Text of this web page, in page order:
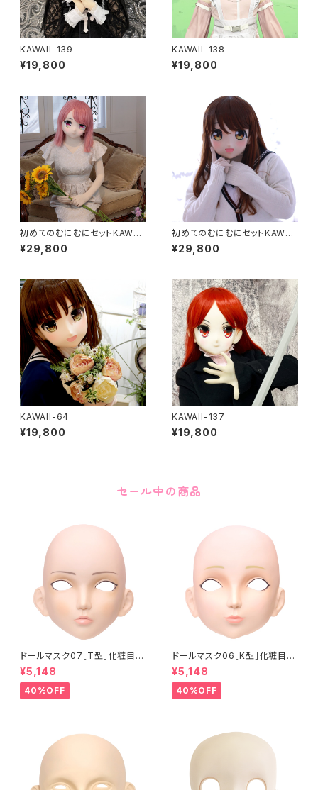
KAWAII-139
¥19,800
KAWAII-138
¥19,800
初めてのむにむにセットKAWAII
-68
¥29,800
初めてのむにむにセットKAWAII
-06
¥29,800
KAWAII-64
¥19,800
KAWAII-137
¥19,800
セール中の商品
ドールマスク07［T型］化粧目穴
処理済 MASK07 [DOLL T] O
pening eye hole and make
up
¥5,148
40%OFF
ドールマスク06［K型］化粧目穴
処理 MASK06 [DOLL K] Op
ening eye hole and make
up
¥5,148
40%OFF